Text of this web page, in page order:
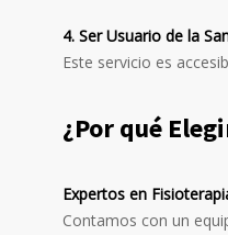
4. Ser Usuario de la
Este servicio es
¿Por qué
Expertos en
Contamos con un